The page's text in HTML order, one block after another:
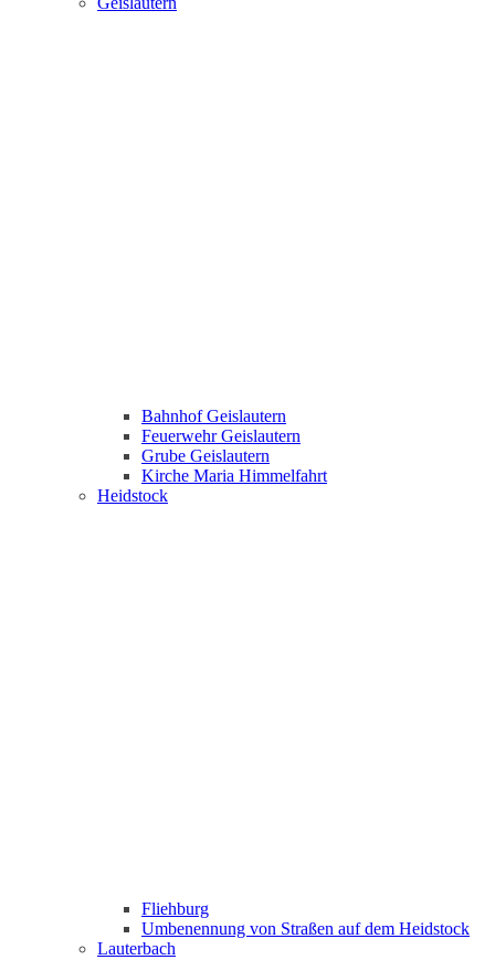
Bahnhof Geislautern
Feuerwehr Geislautern
Grube Geislautern
Kirche Maria Himmelfahrt
Heidstock
Fliehburg
Umbenennung von Straßen auf dem Heidstock
Lauterbach